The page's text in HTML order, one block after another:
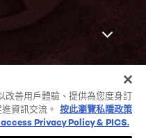
善用戶體驗、提供為您度身訂
資訊交流。 按此瀏覽私隱政策
Privacy Policy & PICS.